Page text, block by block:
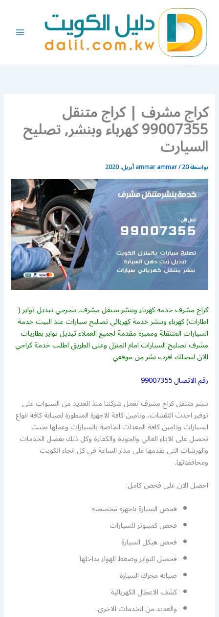
المحتوى
كراج مشرف | كراج متنقل
99007355 كهرباء وبنشر, تصليح
السيارت
بواسطة ammar ammar/20 أبريل، 2020
كراج مشرف خدمة كهرباء وبنشر متنقل مشرف, بنجرجي تبديل تواير (
اطارات) كهرباء وبنشر خدمة كهربائي تصليح سيارات عند البيت خدمة
السيارات المتنقلة ومميزة مقدمة لجميع العملاء تبديل تواير بطاريات
مشرف تصليح السيارات امام المنزل وعلى الطريق اطلب خدمة كراجي
الان ليصلك اقرب بشر من موقعي
رقم الاتصال99007355
بنشر متنقل كراج مشرف تعمل شركنتا منذ العديد من السنوات على
توفير احدث التقنيات، وتامين كافة الاجهزة المتطورة لصيانة كافة انواع
السيارات وتامين كافة المعدات الخاصة بالسيارات وعملها بحيث
تحصل على الاداء العالي والجودة والكفاءة وكل ذلك بفضل الخدمات
والورشات التي نقدمها على مدار الساعة في كل انحاء الكويت
ومحافظاتها.
احصل الان على فحص كامل:
فحص السيارة باجهزه مخصصه
فحص كمبيوتر للسيارات
فحص هيكل السيارة
فحصل التواير وضغط الهواء بداخلها
صيانة محرك السيارة
كشف الاعطال الكهربائية
والعديد من الخدمات الاخرى.